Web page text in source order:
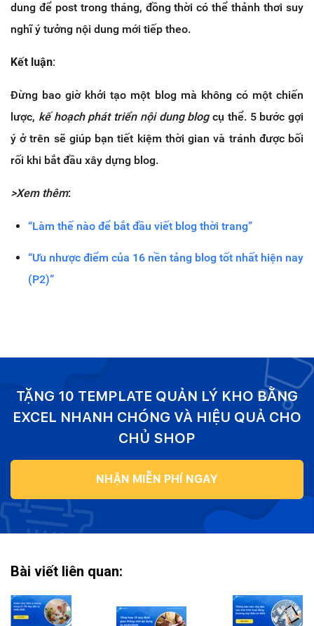
dung để post trong tháng, đồng thời có thể thảnh thơi suy
nghĩ ý tưởng nội dung mới tiếp theo.
Kết luận:
Đừng bao giờ khởi tạo một blog mà không có một chiến
lược, kế hoạch phát triển nội dung blogcụ thể. 5 bước gợi
ý ở trên sẽ giúp bạn tiết kiệm thời gian và tránh được bối
rối khi bắt đầu xây dựng blog.
>Xem thêm:
“Làm thế nào để bắt đầu viết blog thời trang”
“Ưu nhược điểm của 16 nền tảng blog tốt nhất hiện nay
(P2)”
TẶNG 10 TEMPLATE QUẢN LÝ KHO BẰNG
EXCEL NHANH CHÓNG VÀ HIỆU QUẢ CHO
CHỦ SHOP
NHẬN MIỄN PHÍ NGAY
Bài viết liên quan: